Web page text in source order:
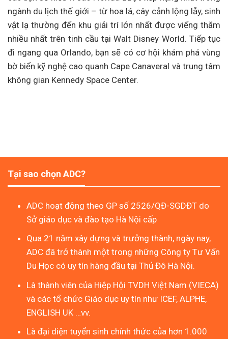
ngành du lịch thế giới – từ hoa lá, cây cảnh lộng lẫy, sinh
vật lạ thường đến khu giải trí lớn nhất được viếng thăm
nhiều nhất trên tinh cầu tại Walt Disney World. Tiếp tục
đi ngang qua Orlando, bạn sẽ có cơ hội khám phá vùng
bờ biển kỹ nghệ cao quanh Cape Canaveral và trung tâm
không gian Kennedy Space Center.
Tại sao chọn ADC?
ADC hoạt động theo GP số 2526/QĐ-SGDĐT do
Sở giáo dục và đào tạo Hà Nội cấp
Qua 21 năm xây dựng và trưởng thành, ngày nay,
ADC đã trở thành một trong những Công ty Tư Vấn
Du Học có uy tín hàng đầu tại Thủ Đô Hà Nội.
Là thành viên của Hiệp Hội TVDH Việt Nam (VIECA)
và các tổ chức Giáo dục uy tín như ICEF, ALPHE,
ENGLISH UK …vv.
Là đại diện tuyển sinh chính thức của hơn 1.000